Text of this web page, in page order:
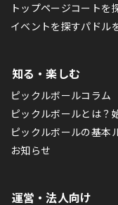
トップページコートを
イベントを探すパドル
知る・楽しむ
ピックルボールコラム
ピックルボールとは？
ピックルボールの基本
お知らせ
運営・法人向け